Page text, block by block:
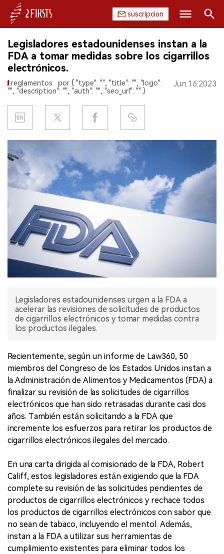
suscripción
INICIO
EMPRESA
REGULACIÓN
DATOS
EXPOSICIÓN
ENTREVISTA
Buscar
Legisladores estadounidenses instan a la
FDA a tomar medidas sobre los cigarrillos
electrónicos.
reglamentos
por { "type": "", "title": "", "logo":
"", "description": "", "auth": "", "seo_url": "" }
Jun.16.2023
Legisladores estadounidenses urgen a la FDA a
acelerar las revisiones de solicitudes de productos
de cigarrillos electrónicos y tomar medidas contra
los productos ilegales.
Recientemente, según un informe de Law360, 50
miembros del Congreso de los Estados Unidos instan a
la Administración de Alimentos y Medicamentos (FDA) a
finalizar su revisión de las solicitudes de cigarrillos
electrónicos que han sido retrasadas durante casi dos
años. También están solicitando a la FDA que
incremente los esfuerzos para retirar los productos de
cigarrillos electrónicos ilegales del mercado.
En una carta dirigida al comisionado de la FDA, Robert
Califf, estos legisladores están exigiendo que la FDA
complete su revisión de las solicitudes pendientes de
productos de cigarrillos electrónicos y rechace todos
los productos de cigarrillos electrónicos con sabor que
no sean de tabaco, incluyendo el mentol. Además,
instan a la FDA a utilizar sus herramientas de
cumplimiento existentes para eliminar todos los